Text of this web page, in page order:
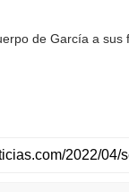
de García a sus